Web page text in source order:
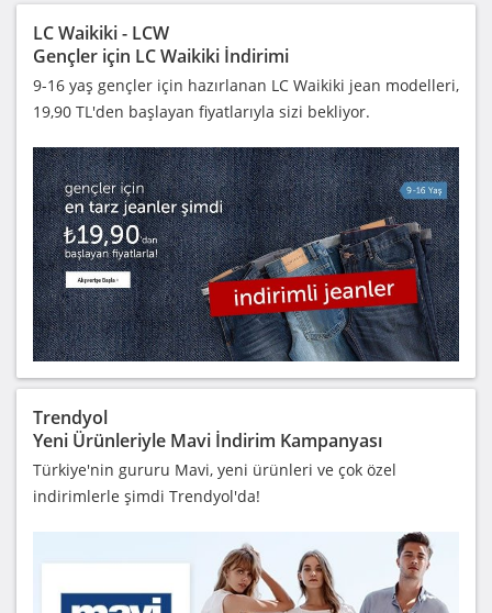
LC Waikiki - LCW
Gençler için LC Waikiki İndirimi
9-16 yaş gençler için hazırlanan LC Waikiki jean modelleri,
19,90 TL'den başlayan fiyatlarıyla sizi bekliyor.
Trendyol
Yeni Ürünleriyle Mavi İndirim Kampanyası
Türkiye'nin gururu Mavi, yeni ürünleri ve çok özel
indirimlerle şimdi Trendyol'da!